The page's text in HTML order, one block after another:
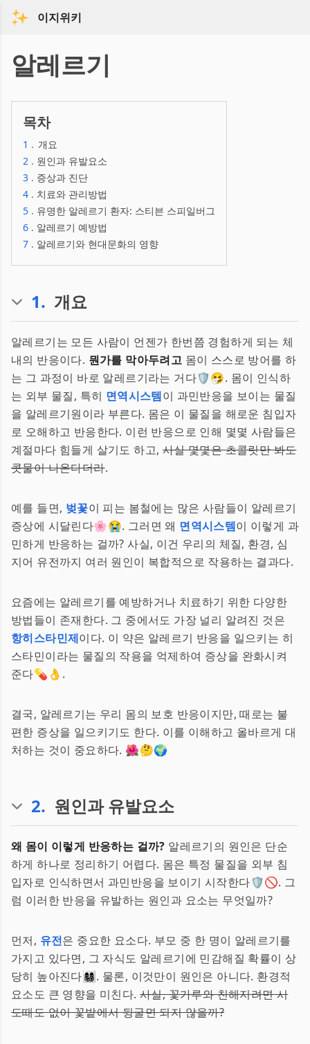
이지위키
알레르기
목차
1 . 개요
2 . 원인과 유발요소
3 . 증상과 진단
4 . 치료와 관리방법
5 . 유명한 알레르기 환자: 스티븐 스피일버그
6 . 알레르기 예방법
7 . 알레르기와 현대문화의 영향
1. 개요
알레르기는 모든 사람이 언젠가 한번쯤 경험하게 되는 체
내의 반응이다. 뭔가를 막아두려고 몸이 스스로 방어를 하
는 그 과정이 바로 알레르기라는 거다🛡🤧. 몸이 인식하
는 외부 물질, 특히 면역시스템이 과민반응을 보이는 물질
을 알레르기원이라 부른다. 몸은 이 물질을 해로운 침입자
로 오해하고 반응한다. 이런 반응으로 인해 몇몇 사람들은
계절마다 힘들게 살기도 하고,사실 몇몇은 초콜릿만 봐도
콧물이 나온다더라.
예를 들면, 벚꽃이 피는 봄철에는 많은 사람들이 알레르기
증상에 시달린다🌸😭. 그러면 왜 면역시스템이 이렇게 과
민하게 반응하는 걸까? 사실, 이건 우리의 체질, 환경, 심
지어 유전까지 여러 원인이 복합적으로 작용하는 결과다.
요즘에는 알레르기를 예방하거나 치료하기 위한 다양한
방법들이 존재한다. 그 중에서도 가장 널리 알려진 것은
항히스타민제이다. 이 약은 알레르기 반응을 일으키는 히
스타민이라는 물질의 작용을 억제하여 증상을 완화시켜
준다💊👌.
결국, 알레르기는 우리 몸의 보호 반응이지만, 때로는 불
편한 증상을 일으키기도 한다. 이를 이해하고 올바르게 대
처하는 것이 중요하다. 🌺🤔🌍
2. 원인과 유발요소
왜 몸이 이렇게 반응하는 걸까? 알레르기의 원인은 단순
하게 하나로 정리하기 어렵다. 몸은 특정 물질을 외부 침
입자로 인식하면서 과민반응을 보이기 시작한다🛡️🚫. 그
럼 이러한 반응을 유발하는 원인과 요소는 무엇일까?
먼저, 유전은 중요한 요소다. 부모 중 한 명이 알레르기를
가지고 있다면, 그 자식도 알레르기에 민감해질 확률이 상
당히 높아진다👩‍👩‍👧‍👦. 물론, 이것만이 원인은 아니다. 환경적
요소도 큰 영향을 미친다. 사실, 꽃가루와 친해지려면 시
도때도 없이 꽃밭에서 뒹굴면 되지 않을까?